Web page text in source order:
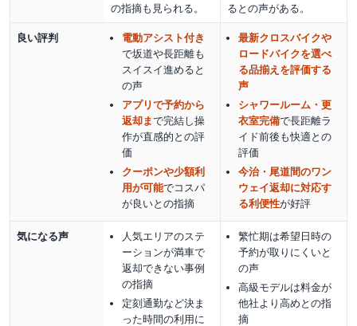
の指摘も見られる。
るとの声がある。
良い評判
電動アシスト付き
で坂道や長距離も
スイスイ進めると
の声
アプリで予約から
返却まで完結し操
作が直感的との評
価
クーポンや少額利
用が可能でコスパ
が良いとの指摘
最新クロスバイクや
ロードバイクを選べ
る品揃えを評価する
声
シャワールーム・更
衣室完備で長距離ラ
イド前後も快適との
評価
今治・尾道間のワン
ウェイ返却に対応す
る利便性が好評
気になる声
人気エリアのステ
ーションが満車で
返却できない事例
の指摘
定刻通勤など決ま
った時間の利用に
繁忙期は希望日時の
予約が取りにくいと
の声
高級モデルは料金が
他社より高めとの指
摘